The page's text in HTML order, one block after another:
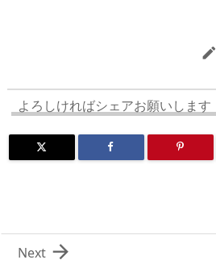
s o
n
ar
d

よろしければシェアお願いします

Next